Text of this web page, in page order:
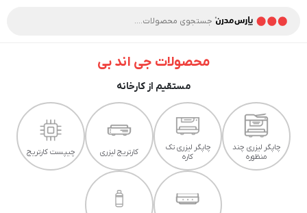
محصولات جی اند بی
مستقیم از کارخانه
چاپگر لیزری چند
منظوره
چاپگر لیزری تک
کاره
کارتریج لیزری چیپست کارتریج